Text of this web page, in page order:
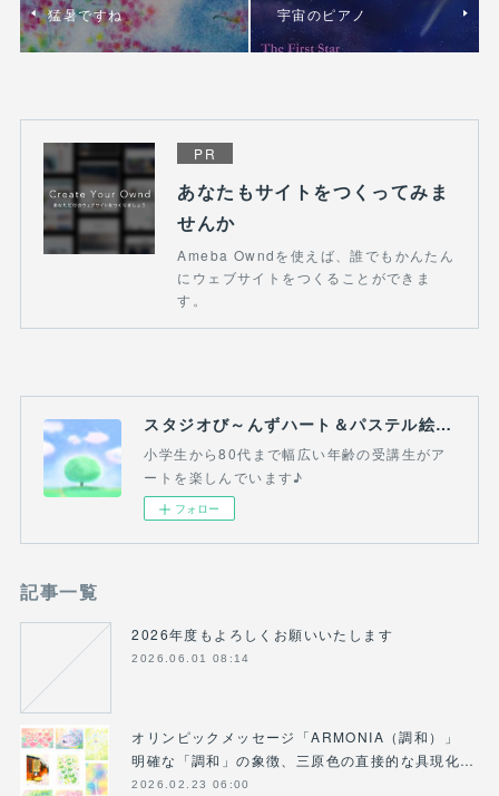
猛暑ですね 宇宙のピアノ
PR
あなたもサイトをつくってみま
せんか
Ameba Owndを使えば、誰でもかんたん
にウェブサイトをつくることができま
す。
スタジオび～んずハート＆パステル絵画教室(吉祥寺・三鷹・熊谷）
小学生から80代まで幅広い年齢の受講生がア
ートを楽しんでいます♪
フォロー
記事一覧
2026年度もよろしくお願いいたします
2026.06.01 08:14
オリンピックメッセージ「ARMONIA（調和）」
明確な「調和」の象徴、三原色の直接的な具現化…
2026.02.23 06:00